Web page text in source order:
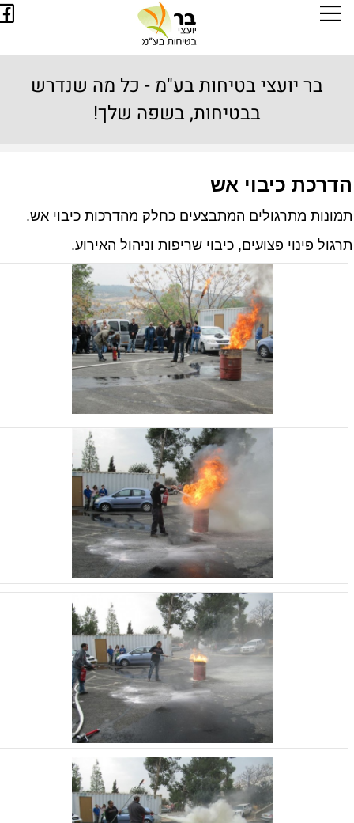
בר יועצי בטיחות בע"מ - כל מה שנדרש
בבטיחות, בשפה שלך!
כיבוי אש
מתרגולים המתבצעים כחלק מהדרכות כיבוי אש.
פינוי פצועים, כיבוי שריפות וניהול האירוע.